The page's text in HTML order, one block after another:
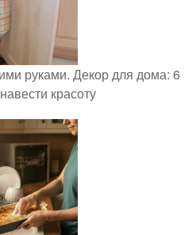
руками. Декор для дома: 6
красоту